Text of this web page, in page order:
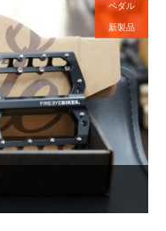
ペダル
新製品